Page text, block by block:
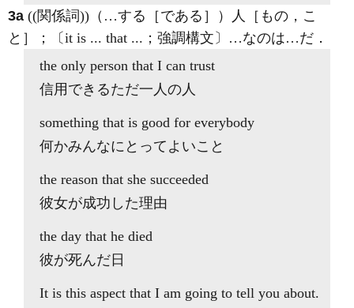
3a ((関係詞))（…する［である］）人［もの，こ
と］；〔it is ... that ...；強調構文〕…なのは…だ ．
the only person that I can trust
信用できるただ一人の人
something that is good for everybody
何かみんなにとってよいこと
the reason that she succeeded
彼女が成功した理由
the day that he died
彼が死んだ日
It is this aspect that I am going to tell you about.